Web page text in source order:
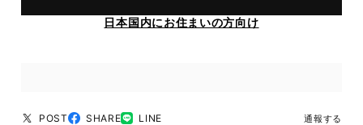
日本国内にお住まいの方向け
POST SHARE LINE 通報する